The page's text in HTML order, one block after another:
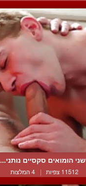
שני הומואים סקסיים נותני...
11512 צפיות | 4 המלצות